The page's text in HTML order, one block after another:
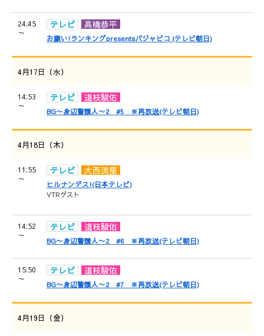
24:45
～
テレビ 高橋恭平
お願い!ランキングpresentsパジャピコ (テレビ朝日)
4月17日（水）
14:53
～
テレビ 道枝駿佑
BG〜身辺警護人〜2 #5 ※再放送(テレビ朝日)
4月18日（木）
11:55
～
テレビ 大西流星
ヒルナンデス!(日本テレビ)
VTRゲスト
14:52
～
テレビ 道枝駿佑
BG〜身辺警護人〜2 #6 ※再放送(テレビ朝日)
15:50
～
テレビ 道枝駿佑
BG〜身辺警護人〜2 #7 ※再放送(テレビ朝日)
4月19日（金）